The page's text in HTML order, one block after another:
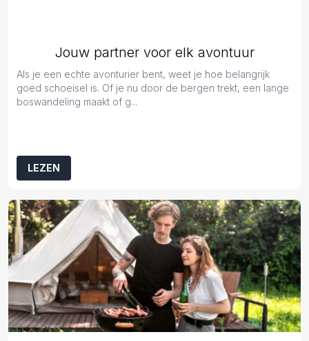
Jouw partner voor elk avontuur
Als je een echte avonturier bent, weet je hoe belangrijk
goed schoeisel is. Of je nu door de bergen trekt, een lange
boswandeling maakt of g...
LEZEN